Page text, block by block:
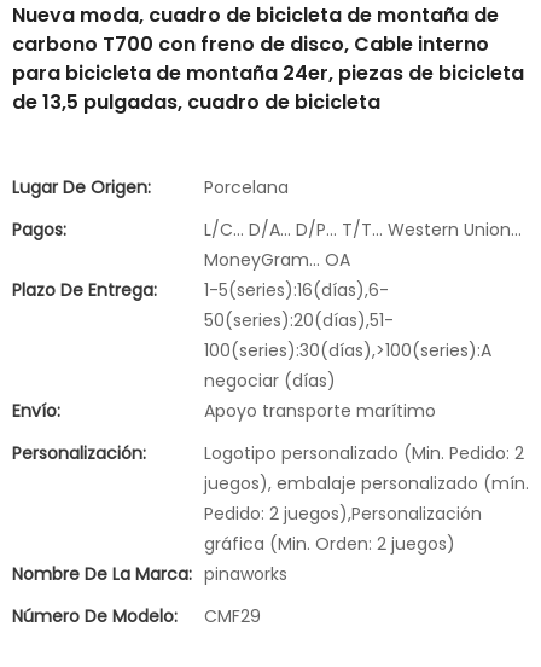
Nueva moda, cuadro de bicicleta de montaña de
carbono T700 con freno de disco, Cable interno
para bicicleta de montaña 24er, piezas de bicicleta
de 13,5 pulgadas, cuadro de bicicleta
Lugar De Origen:
Porcelana
Pagos:
L/C... D/A... D/P... T/T... Western Union...
MoneyGram... OA
Plazo De Entrega:
1-5(series):16(días),6-
50(series):20(días),51-
100(series):30(días),>100(series):A
negociar (días)
Envío:
Apoyo transporte marítimo
Personalización:
Logotipo personalizado (Min. Pedido: 2
juegos), embalaje personalizado (mín.
Pedido: 2 juegos),Personalización
gráfica (Min. Orden: 2 juegos)
Nombre De La Marca: pinaworks
Número De Modelo:
CMF29